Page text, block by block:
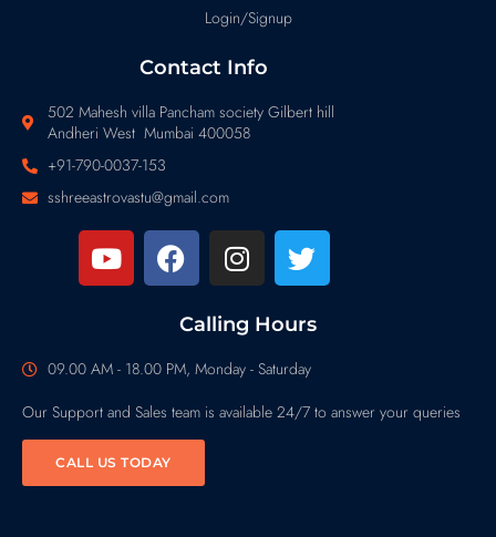
Login/Signup
Contact Info
502 Mahesh villa Pancham society Gilbert hill
Andheri West Mumbai 400058
+91-790-0037-153
sshreeastrovastu@gmail.com
Calling Hours
09.00 AM - 18.00 PM, Monday - Saturday
Our Support and Sales team is available 24/7 to answer your queries
CALL US TODAY